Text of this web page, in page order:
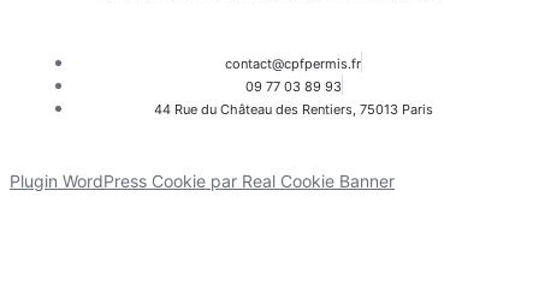
contact@cpfpermis.fr
09 77 03 89 93
44 Rue du Château des Rentiers, 75013 Paris
Plugin WordPress Cookie par Real Cookie Banner